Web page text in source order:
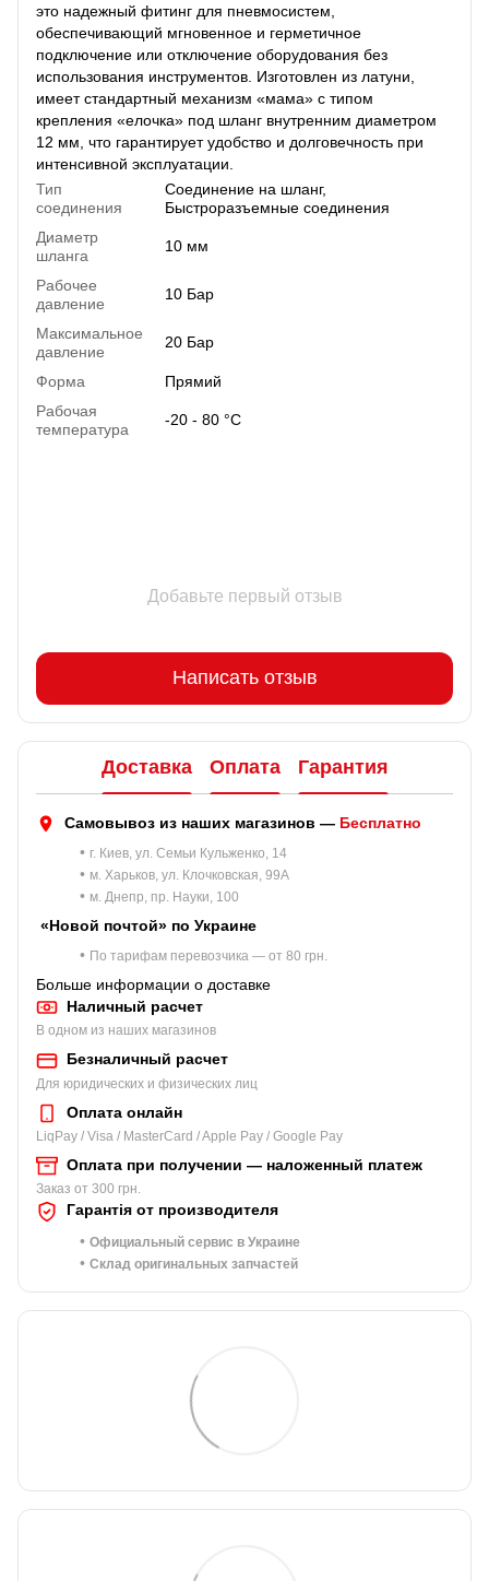
это надежный фитинг для пневмосистем,
обеспечивающий мгновенное и герметичное
подключение или отключение оборудования без
использования инструментов. Изготовлен из латуни,
имеет стандартный механизм «мама» с типом
крепления «елочка» под шланг внутренним диаметром
12 мм, что гарантирует удобство и долговечность при
интенсивной эксплуатации.
Тип
соединения
Соединение на шланг,
Быстроразъемные соединения
Диаметр
шланга
10 мм
Рабочее
давление
10 Бар
Максимальное
давление
20 Бар
Форма
Прямий
Рабочая
температура
-20 - 80 °C
Добавьте первый отзыв
Написать отзыв
Доставка Оплата Гарантия
Самовывоз из наших магазинов — Бесплатно
• г. Киев, ул. Семьи Кульженко, 14
• м. Харьков, ул. Клочковская, 99A
• м. Днепр, пр. Науки, 100
«Новой почтой» по Украине
• По тарифам перевозчика — от 80 грн.
Больше информации о доставке
Наличный расчет
В одном из наших магазинов
Безналичный расчет
Для юридических и физических лиц
Оплата онлайн
LiqPay / Visa / MasterCard / Apple Pay / Google Pay
Оплата при получении — наложенный платеж
Заказ от 300 грн.
Гарантія от производителя
• Официальный сервис в Украине
• Склад оригинальных запчастей